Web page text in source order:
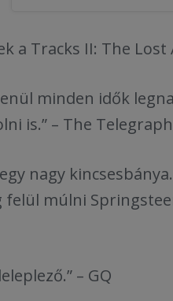
a Tracks II: The
minden idők
is.” – The Telegraph
egy nagy
múlni
– GQ